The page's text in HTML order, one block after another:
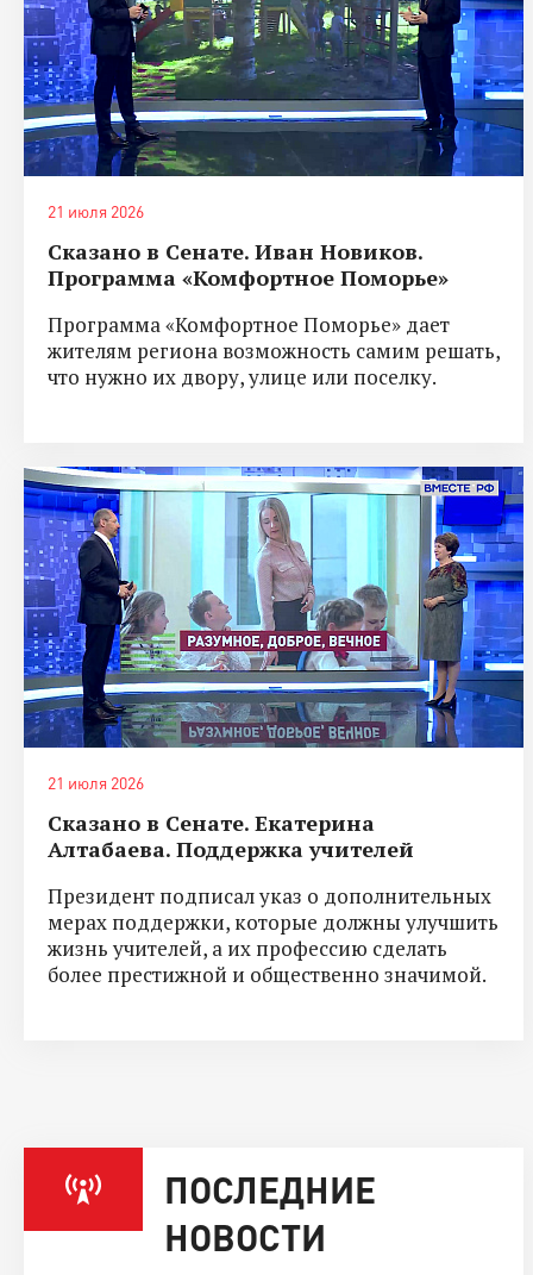
21 июля 2026
Сказано в Сенате. Иван Новиков.
Программа «Комфортное Поморье»
Программа «Комфортное Поморье» дает
жителям региона возможность самим решать,
что нужно их двору, улице или поселку.
21 июля 2026
Сказано в Сенате. Екатерина
Алтабаева. Поддержка учителей
Президент подписал указ о дополнительных
мерах поддержки, которые должны улучшить
жизнь учителей, а их профессию сделать
более престижной и общественно значимой.
ПОСЛЕДНИЕ
НОВОСТИ